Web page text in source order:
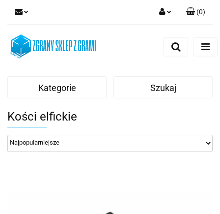
(0)
Kategorie Szukaj
Kości elfickie